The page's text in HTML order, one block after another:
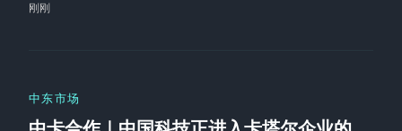
刚刚
中东市场